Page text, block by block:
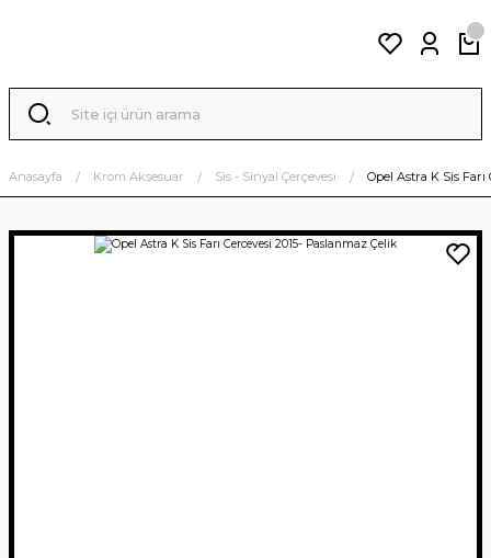
Anasayfa Krom Aksesuar Sis - Sinyal Çerçevesi Opel Astra K Sis